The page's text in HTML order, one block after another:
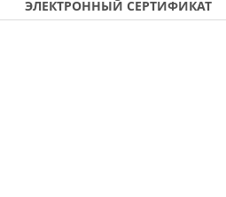
ЭЛЕКТРОННЫЙ СЕРТИФИКАТ